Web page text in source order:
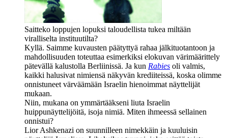
Saitteko loppujen lopuksi taloudellista tukea miltään
viralliselta instituutilta?
Kyllä. Saimme kuvausten päätyttyä rahaa jälkituotantoon ja
mahdollisuuden toteuttaa esimerkiksi elokuvan värimäärittely
pätevällä kalustolla Berliinissä. Ja kun Rabies oli valmis,
kaikki halusivat nimiensä näkyvän krediiteissä, koska olimme
onnistuneet värväämään Israelin hienoimmat näyttelijät
mukaan.
Niin, mukana on ymmärtääkseni liuta Israelin
huippunäyttelijöitä, isoja nimiä. Miten ihmeessä sellainen
onnistui?
Lior Ashkenazi on suunnilleen nimekkäin ja kuuluisin